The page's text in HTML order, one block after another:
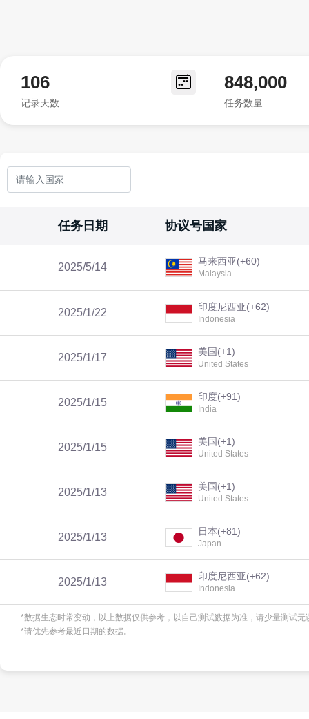
106
记录天数
848,000
任务数量
任务日期 协议号国家
2025/5/14 马来西亚(+60)
Malaysia
2025/1/22 印度尼西亚(+62)
Indonesia
2025/1/17 美国(+1)
United States
2025/1/15 印度(+91)
India
2025/1/15 美国(+1)
United States
2025/1/13 美国(+1)
United States
2025/1/13 日本(+81)
Japan
2025/1/13 印度尼西亚(+62)
Indonesia
2025/1/10 印度(+91)
2025/1/10
*数据生态时常变动，以上数据仅供参考，以自己测试数据为准，请少量测试无
*请优先参考最近日期的数据。